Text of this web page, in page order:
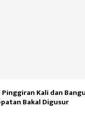
Kali dan
Bakal Digusur